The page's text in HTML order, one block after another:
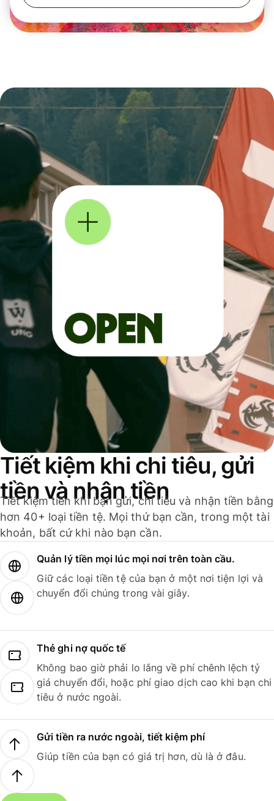
Tiết kiệm khi chi tiêu, gửi
tiền và nhận tiền
Tiết kiệm tiền khi bạn gửi, chi tiêu và nhận tiền bằng
hơn 40+ loại tiền tệ. Mọi thứ bạn cần, trong một tài
khoản, bất cứ khi nào bạn cần.
Quản lý tiền mọi lúc mọi nơi trên toàn cầu.
Giữ các loại tiền tệ của bạn ở một nơi tiện lợi và
chuyển đổi chúng trong vài giây.
Thẻ ghi nợ quốc tế
Không bao giờ phải lo lắng về phí chênh lệch tỷ
giá chuyển đổi, hoặc phí giao dịch cao khi bạn chi
tiêu ở nước ngoài.
Gửi tiền ra nước ngoài, tiết kiệm phí
Giúp tiền của bạn có giá trị hơn, dù là ở đâu.